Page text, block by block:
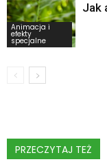
Animacja i
efekty
specjalne
Jak
PRZECZYTAJ TEŻ